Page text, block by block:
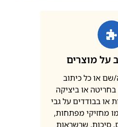
על מוצרים
שם או כל כיתוב
או ביציקה
או בבודדים על גבי
מחזיקי מפתחות,
סיכות, שרשראות